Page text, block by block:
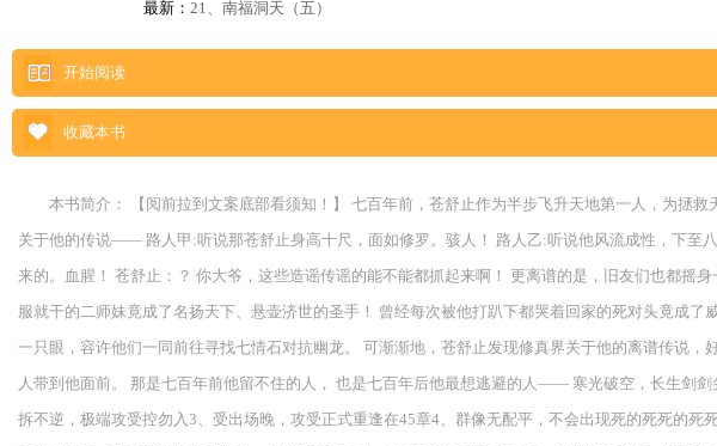
最新： 21、南福洞天（五）
开始阅读
收藏本书
本书简介： 【阅前拉到文案底部看须知！】 七百年前，苍舒止作为半步飞升天地第一人，为拯
关于他的传说—— 路人甲:听说那苍舒止身高十尺，面如修罗。骇人！ 路人乙:听说他风流成性，下至
来的。血腥！ 苍舒止：？ 你大爷，这些造谣传谣的能不能都抓起来啊！ 更离谱的是，旧友们也都摇
服就干的二师妹竟成了名扬天下、悬壶济世的圣手！ 曾经每次被他打趴下都哭着回家的死对头竟成
一只眼，容许他们一同前往寻找七情石对抗幽龙。 可渐渐地，苍舒止发现修真界关于他的离谱传说
人带到他面前。 那是七百年前他留不住的人， 也是七百年后他最想逃避的人—— 寒光破空，长生剑
拆不逆，极端攻受控勿入3、受出场晚，攻受正式重逢在45章4、群像无配平，不会出现死的死死的